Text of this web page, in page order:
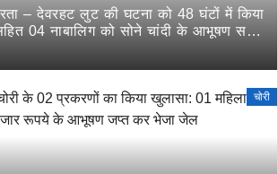
– देवरहट लुट की घटना को 48 घंटों में किया
04 नाबालिग को सोने चांदी के आभूषण सहित
चोरी